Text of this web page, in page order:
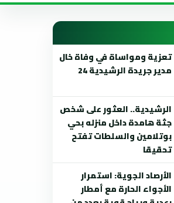
تعزية ومواساة في وفاة خال
مدير جريدة الرشيدية 24
الرشيدية.. العثور على شخص
جثة هامدة داخل منزله بحي
بوتلامين والسلطات تفتح
تحقيقا
الأرصاد الجوية: استمرار
الأجواء الحارة مع أمطار